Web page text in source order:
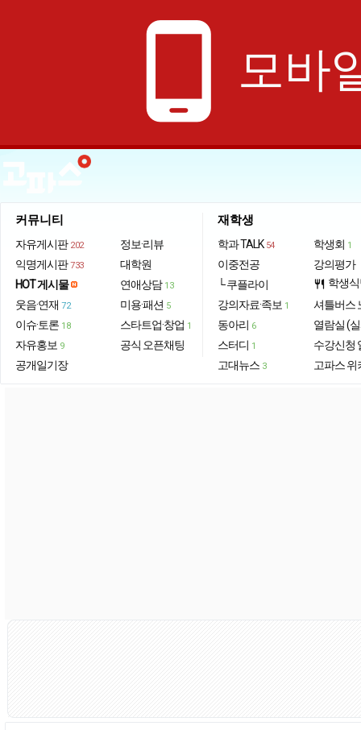
phone_android 모바
커뮤니티
자유게시판 202
익명게시판 733
HOT 게시물
웃음·연재 72
이슈·토론 18
자유홍보 9
공개일기장
정보·리뷰
대학원
연애상담 13
미용·패션 5
스타트업·창업 1
공식 오픈채팅
재학생
학과 TALK 54
이중전공
└ 쿠플라이
강의자료·족보 1
동아리 6
스터디 1
고대뉴스 3
학생회 1
강의평가
restaurant 학생
셔틀버스
열람실 (
수강신청
고파스 위